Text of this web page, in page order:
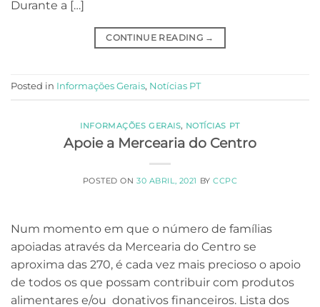
Durante a […]
CONTINUE READING →
Posted in Informações Gerais, Notícias PT
INFORMAÇÕES GERAIS, NOTÍCIAS PT
Apoie a Mercearia do Centro
POSTED ON30 ABRIL, 2021 BYCCPC
Num momento em que o número de famílias
apoiadas através da Mercearia do Centro se
aproxima das 270, é cada vez mais precioso o apoio
de todos os que possam contribuir com produtos
alimentares e/ou donativos financeiros. Lista dos